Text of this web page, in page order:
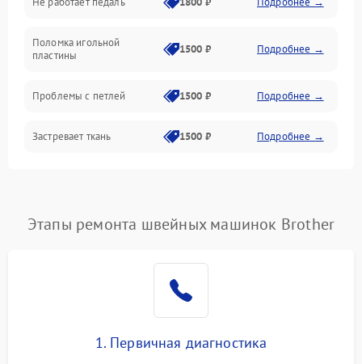
Поломка игольной
пластины
1500 ₽ Подробнее →
Проблемы с петлей 1500 ₽ Подробнее →
Застревает ткань 1500 ₽ Подробнее →
Не работают кнопки
управления
1300 ₽ Подробнее →
Этапы ремонта швейных машинок Brother
1. Первичная диагностика